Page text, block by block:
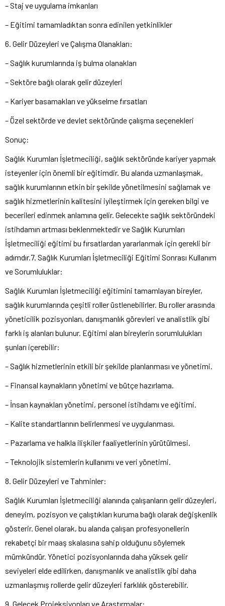
– Staj ve uygulama imkanları
– Eğitimi tamamladıktan sonra edinilen yetkinlikler
6. Gelir Düzeyleri ve Çalışma Olanakları:
– Sağlık kurumlarında iş bulma olanakları
– Sektöre bağlı olarak gelir düzeyleri
– Kariyer basamakları ve yükselme fırsatları
– Özel sektörde ve devlet sektöründe çalışma seçenekleri
Sonuç:
Sağlık Kurumları İşletmeciliği, sağlık sektöründe kariyer yapmak
isteyenler için önemli bir eğitimdir. Bu alanda uzmanlaşmak,
sağlık kurumlarının etkin bir şekilde yönetilmesini sağlamak ve
sağlık hizmetlerinin kalitesini iyileştirmek için gereken bilgi ve
becerileri edinmek anlamına gelir. Gelecekte sağlık sektöründeki
istihdamın artması beklenmektedir ve Sağlık Kurumları
İşletmeciliği eğitimi bu fırsatlardan yararlanmak için gerekli bir
adımdır.7. Sağlık Kurumları İşletmeciliği Eğitimi Sonrası Kullanım
ve Sorumluluklar:
Sağlık Kurumları İşletmeciliği eğitimini tamamlayan bireyler,
sağlık kurumlarında çeşitli roller üstlenebilirler. Bu roller arasında
yöneticilik pozisyonları, danışmanlık görevleri ve analistlik gibi
farklı iş alanları bulunur. Eğitimi alan bireylerin sorumlulukları
şunları içerebilir:
– Sağlık hizmetlerinin etkili bir şekilde planlanması ve yönetimi.
– Finansal kaynakların yönetimi ve bütçe hazırlama.
– İnsan kaynakları yönetimi, personel istihdamı ve eğitimi.
– Kalite standartlarının belirlenmesi ve uygulanması.
– Pazarlama ve halkla ilişkiler faaliyetlerinin yürütülmesi.
– Teknolojik sistemlerin kullanımı ve veri yönetimi.
8. Gelir Düzeyleri ve Tahminler:
Sağlık Kurumları İşletmeciliği alanında çalışanların gelir düzeyleri,
deneyim, pozisyon ve çalıştıkları kuruma bağlı olarak değişkenlik
gösterir. Genel olarak, bu alanda çalışan profesyonellerin
rekabetçi bir maaş skalasına sahip olduğunu söylemek
mümkündür. Yönetici pozisyonlarında daha yüksek gelir
seviyeleri elde edilirken, danışmanlık ve analistlik gibi daha
uzmanlaşmış rollerde gelir düzeyleri farklılık gösterebilir.
9. Gelecek Projeksiyonları ve Araştırmalar: